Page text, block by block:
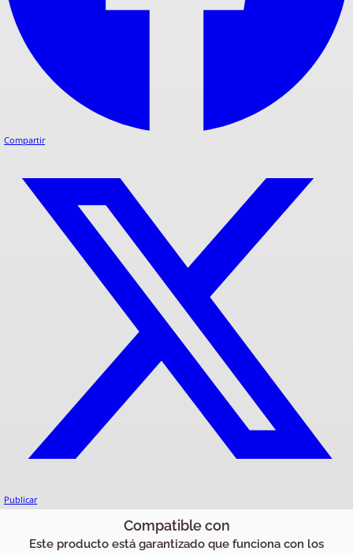
Compartir
Publicar
Compatible con
Este producto está garantizado que funciona con los